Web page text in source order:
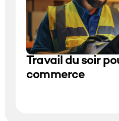
Travail du soir
commerce